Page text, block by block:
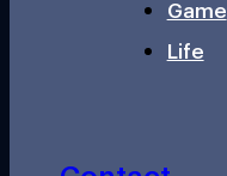
Game
Life